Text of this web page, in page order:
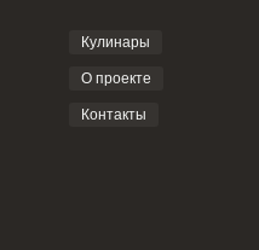
Кулинары
О проекте
Контакты
с помощью
1 ИЗ 11